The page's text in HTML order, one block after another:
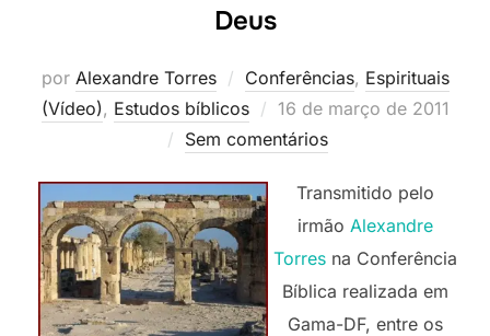
Deus
por Alexandre Torres Conferências, Espirituais
(Vídeo), Estudos bíblicos
Postado
em
16 de março de 2011
Sem comentários
Transmitido pelo
irmão Alexandre
Torres na Conferência
Bíblica realizada em
Gama-DF, entre os